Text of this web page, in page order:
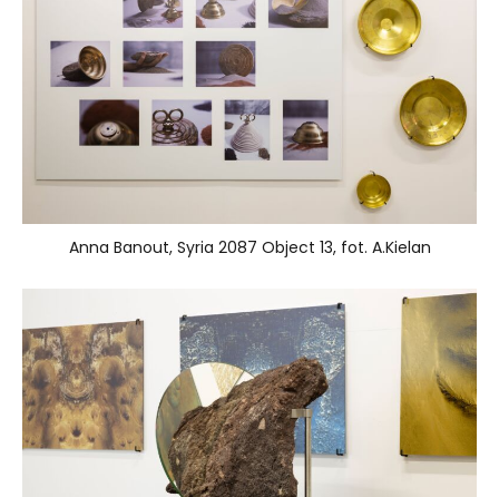
Anna Banout, Syria 2087 Object 13, fot. A.Kielan